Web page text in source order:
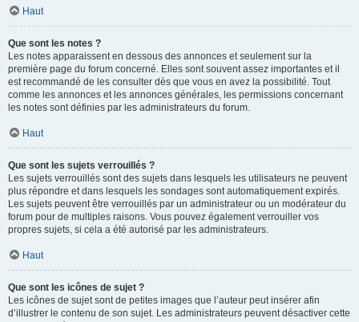
Haut
Que sont les notes ?
Les notes apparaissent en dessous des annonces et seulement sur la
première page du forum concerné. Elles sont souvent assez importantes et il
est recommandé de les consulter dès que vous en avez la possibilité. Tout
comme les annonces et les annonces générales, les permissions concernant
les notes sont définies par les administrateurs du forum.
Haut
Que sont les sujets verrouillés ?
Les sujets verrouillés sont des sujets dans lesquels les utilisateurs ne peuvent
plus répondre et dans lesquels les sondages sont automatiquement expirés.
Les sujets peuvent être verrouillés par un administrateur ou un modérateur du
forum pour de multiples raisons. Vous pouvez également verrouiller vos
propres sujets, si cela a été autorisé par les administrateurs.
Haut
Que sont les icônes de sujet ?
Les icônes de sujet sont de petites images que l’auteur peut insérer afin
d’illustrer le contenu de son sujet. Les administrateurs peuvent désactiver cette